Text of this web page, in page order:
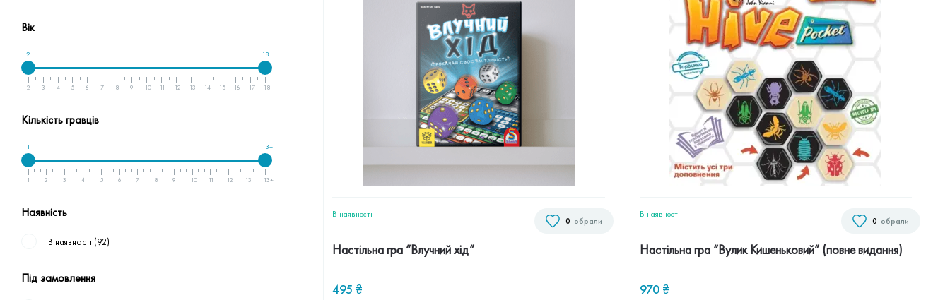
обрали
0
В наявностi
Настільна гра “Влучний хід”
495 ₴
обрали
0
В наявностi
Настільна гра “Вулик Кишеньковий” (повне видання)
970 ₴
Вік
2 18
2 3 4 5 6 7 8 9 10 11 12 13 14 15 16 17 18
Кількість гравців
1 13+
1 2 3 4 5 6 7 8 9 10 11 12 13 13+
Наявність
В наявності (92)
Під замовлення